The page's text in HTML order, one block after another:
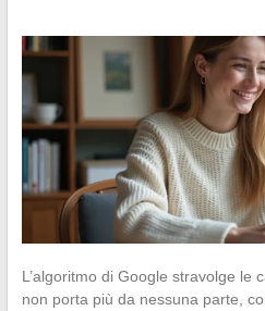
L’algoritmo di Google stravolge le
non porta più da nessuna parte,